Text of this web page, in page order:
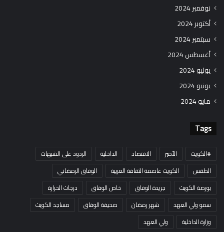
نوفمبر 2024
أكتوبر 2024
سبتمبر 2024
أغسطس 2024
يوليو 2024
يونيو 2024
مايو 2024
Tags
#الكويت الأمير الاقتصاد الداخلية
الردود على الشبهات
الطقس
الكويت عاصمة الثقافة العربية
الوفاق الرمضاني
بورصة الكويت
جريدة الوفاق خاص الوفاق
درجات الحرارة
سمو ولي العهد
شهر رمضان صحيفة الوفاق
مساجد الكويت
وزارة الداخلية
ولي العهد